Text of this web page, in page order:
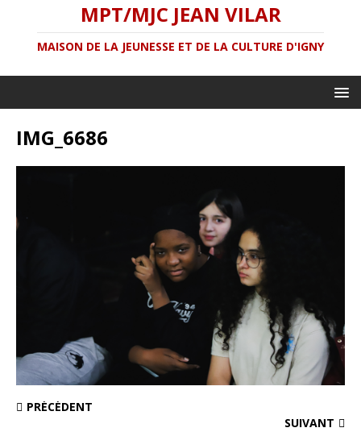
MPT/MJC JEAN VILAR
MAISON DE LA JEUNESSE ET DE LA CULTURE D'IGNY
IMG_6686
PRÉCÉDENT
SUIVANT